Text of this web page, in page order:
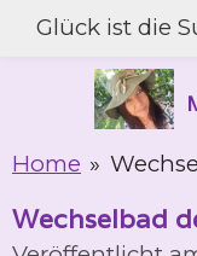
Zum
springen
Glück ist die
Home »
Wechselbad